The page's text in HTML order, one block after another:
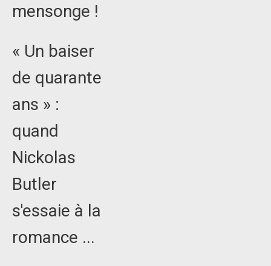
mensonge !
« Un baiser
de quarante
ans » :
quand
Nickolas
Butler
s'essaie à la
romance ...